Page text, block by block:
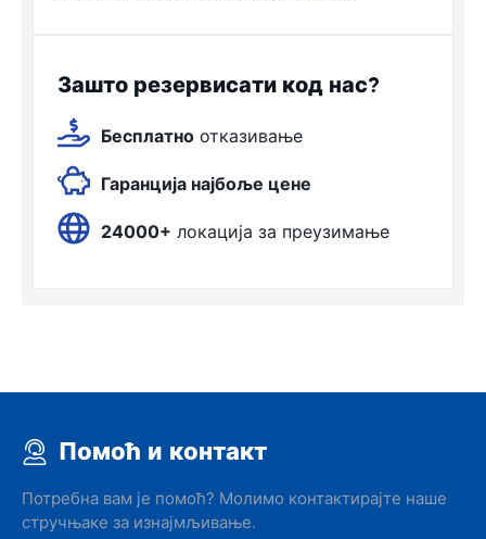
Зашто резервисати код нас?
Бесплатно отказивање
Гаранција најбоље цене
24000+ локација за преузимање
Помоћ и контакт
Потребна вам је помоћ? Молимо контактирајте наше
стручњаке за изнајмљивање.